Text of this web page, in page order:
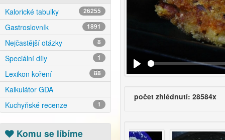
Kalorické tabulky 26255
Gastroslovník 1891
Nejčastější otázky 8
Speciální díly 1
Lexikon koření 88
Kalkulátor GDA
Kuchyňské recenze
1
Komu se líbíme
počet zhlédnutí: 28584x